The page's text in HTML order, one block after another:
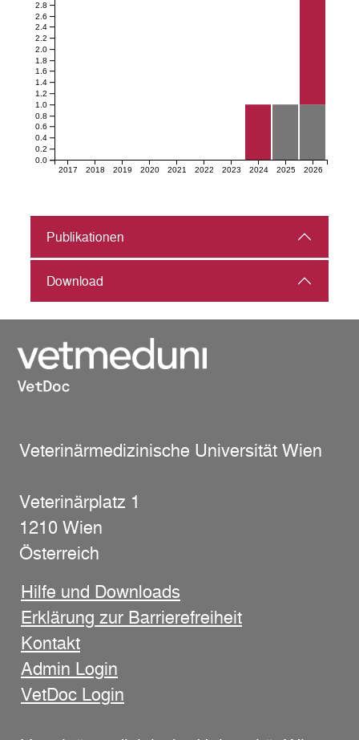
2017 2018 2019 2020 2021 2022 2023 2024 2025 2026
0.0
0.2
0.4
0.6
0.8
1.0
1.2
1.4
1.6
1.8
2.0
2.2
2.4
2.6
2.8
Publikationen
Download
Veterinärmedizinische Universität Wien
Veterinärplatz 1
1210 Wien
Österreich
Hilfe und Downloads
Erklärung zur Barrierefreiheit
Kontakt
Admin Login
VetDoc Login